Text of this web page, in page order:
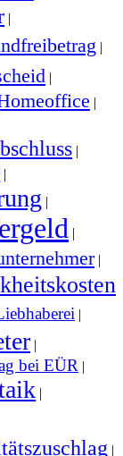
|
|
|
|
|
|
|
|
|
|
|
bei EÜR |
|
|